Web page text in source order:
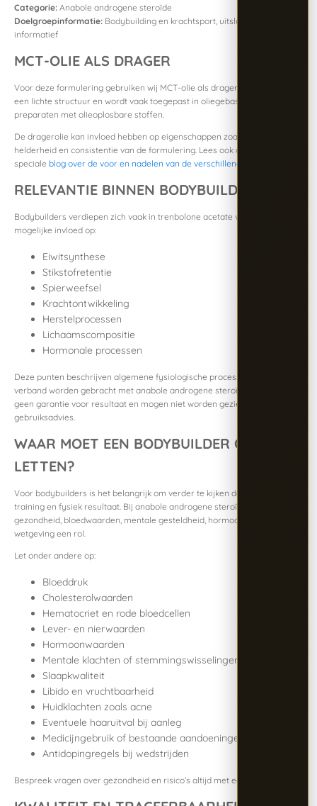
Categorie: Anabole androgene steroïde
Doelgroepinformatie: Bodybuilding en krachtsport, uitsluitend
informatief
MCT-OLIE ALS DRAGER
Voor deze formulering gebruiken wij MCT-olie als drager. MCT-olie heeft
een lichte structuur en wordt vaak toegepast in oliegebaseerde
preparaten met olieoplosbare stoffen.
De dragerolie kan invloed hebben op eigenschappen zoals viscositeit,
helderheid en consistentie van de formulering. Lees ook onze
speciale blog over de voor en nadelen van de verschillende dragerolien
RELEVANTIE BINNEN BODYBUILDING
Bodybuilders verdiepen zich vaak in trenbolone acetate vanwege de
mogelijke invloed op:
Eiwitsynthese
Stikstofretentie
Spierweefsel
Krachtontwikkeling
Herstelprocessen
Lichaamscompositie
Hormonale processen
Deze punten beschrijven algemene fysiologische processen die in
verband worden gebracht met anabole androgene steroïden. Ze zijn
geen garantie voor resultaat en mogen niet worden gezien als
gebruiksadvies.
WAAR MOET EEN BODYBUILDER OP
LETTEN?
Voor bodybuilders is het belangrijk om verder te kijken dan alleen
training en fysiek resultaat. Bij anabole androgene steroïden spelen ook
gezondheid, bloedwaarden, mentale gesteldheid, hormoonbalans en
wetgeving een rol.
Let onder andere op:
Bloeddruk
Cholesterolwaarden
Hematocriet en rode bloedcellen
Lever- en nierwaarden
Hormoonwaarden
Mentale klachten of stemmingswisselingen
Slaapkwaliteit
Libido en vruchtbaarheid
Huidklachten zoals acne
Eventuele haaruitval bij aanleg
Medicijngebruik of bestaande aandoeningen
Antidopingregels bij wedstrijden
Bespreek vragen over gezondheid en risico’s altijd met een bevoegd arts.